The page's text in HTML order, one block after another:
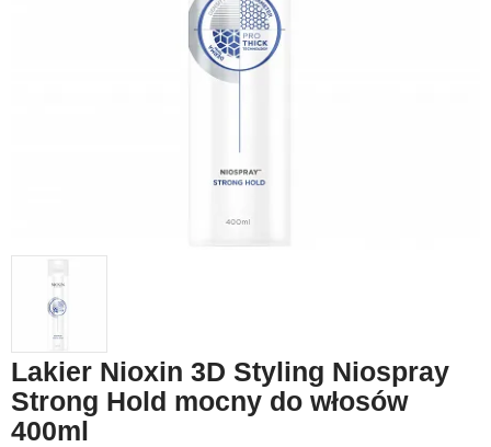
Lakier Nioxin 3D Styling Niospray
Strong Hold mocny do włosów
400ml